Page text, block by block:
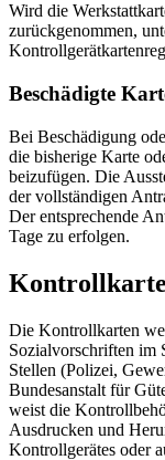
Wird die
zurückgenommen,
Beschädigte
Bei Beschädigung
die bisherige Karte
beizufügen. Die
der vollständigen
Der entsprechende
Tage zu erfolgen.
Kontrollkarte
Die Kontrollkarten
Sozialvorschriften im
Stellen (Polizei,
Bundesanstalt für
weist die
Ausdrucken und
Kontrollgerätes oder